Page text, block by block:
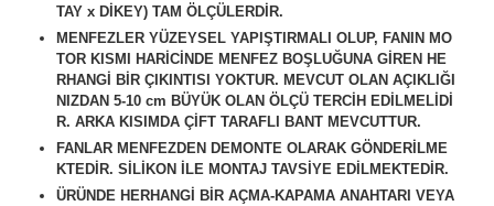
TAY x DİKEY) TAM ÖLÇÜLERDİR.
MENFEZLER YÜZEYSEL YAPIŞTIRMALI OLUP, FANIN MO
TOR KISMI HARİCİNDE MENFEZ BOŞLUĞUNA GİREN HE
RHANGİ BİR ÇIKINTISI YOKTUR. MEVCUT OLAN AÇIKLIĞI
NIZDAN 5-10 cm BÜYÜK OLAN ÖLÇÜ TERCİH EDİLMELİDİ
R. ARKA KISIMDA ÇİFT TARAFLI BANT MEVCUTTUR.
FANLAR MENFEZDEN DEMONTE OLARAK GÖNDERİLME
KTEDİR. SİLİKON İLE MONTAJ TAVSİYE EDİLMEKTEDİR.
ÜRÜNDE HERHANGİ BİR AÇMA-KAPAMA ANAHTARI VEYA